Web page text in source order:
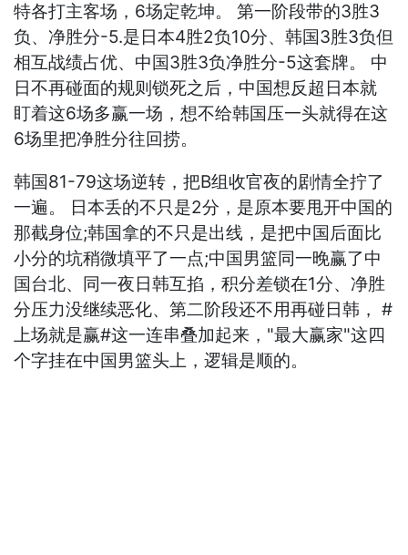
特各打主客场，6场定乾坤。 第一阶段带的3胜3
负、净胜分-5.是日本4胜2负10分、韩国3胜3负但
相互战绩占优、中国3胜3负净胜分-5这套牌。 中
日不再碰面的规则锁死之后，中国想反超日本就
盯着这6场多赢一场，想不给韩国压一头就得在这
6场里把净胜分往回捞。
韩国81-79这场逆转，把B组收官夜的剧情全拧了
一遍。 日本丢的不只是2分，是原本要甩开中国的
那截身位;韩国拿的不只是出线，是把中国后面比
小分的坑稍微填平了一点;中国男篮同一晚赢了中
国台北、同一夜日韩互掐，积分差锁在1分、净胜
分压力没继续恶化、第二阶段还不用再碰日韩， #
上场就是赢#这一连串叠加起来，"最大赢家"这四
个字挂在中国男篮头上，逻辑是顺的。